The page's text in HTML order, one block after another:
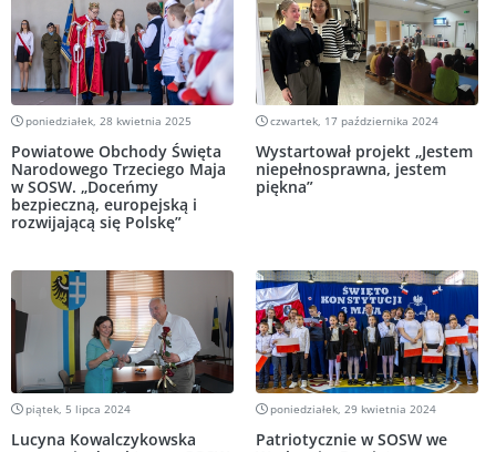
poniedziałek, 28 kwietnia 2025
Powiatowe Obchody Święta
Narodowego Trzeciego Maja
w SOSW. „Doceńmy
bezpieczną, europejską i
rozwijającą się Polskę”
czwartek, 17 października 2024
Wystartował projekt „Jestem
niepełnosprawna, jestem
piękna”
piątek, 5 lipca 2024
Lucyna Kowalczykowska
poniedziałek, 29 kwietnia 2024
Patriotycznie w SOSW we